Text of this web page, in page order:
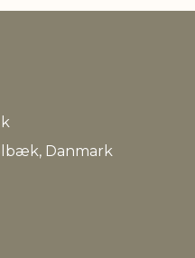
0,270 kg
Danmark